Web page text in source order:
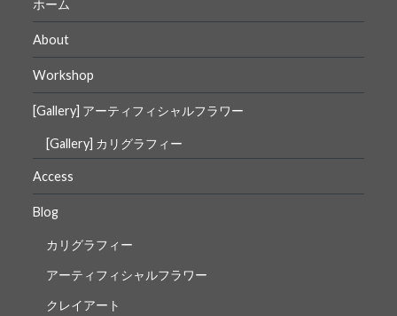
ホーム
About
Workshop
[Gallery] アーティフィシャルフラワー
[Gallery] カリグラフィー
Access
Blog
カリグラフィー
アーティフィシャルフラワー
クレイアート